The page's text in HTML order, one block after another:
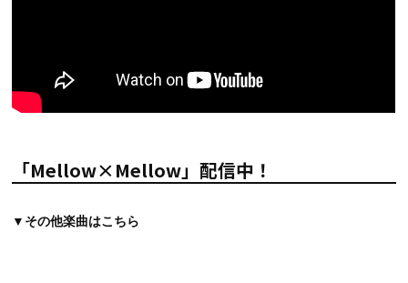
「Mellow×Mellow」配信中！
▼その他楽曲はこちら